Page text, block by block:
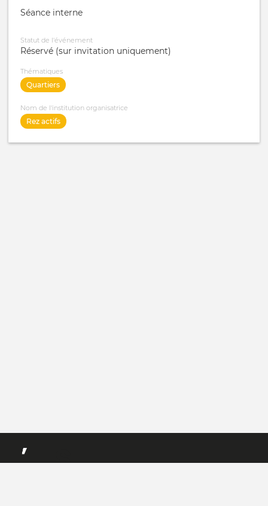
Séance interne
Statut de l'événement
Réservé (sur invitation uniquement)
Thématiques
Quartiers
Nom de l'institution organisatrice
Rez actifs